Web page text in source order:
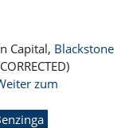
Capital, Blackstone
zum